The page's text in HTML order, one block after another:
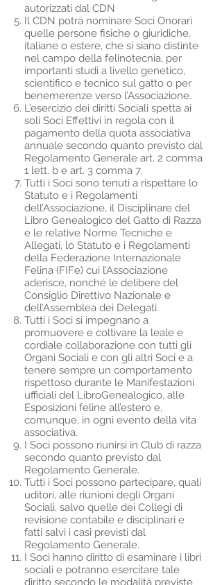
autorizzati dal CDN
Il CDN potrà nominare Soci Onorari
quelle persone fisiche o giuridiche,
italiane o estere, che si siano distinte
nel campo della felinotecnia, per
importanti studi a livello genetico,
scientifico e tecnico sul gatto o per
benemerenze verso l’Associazione.
L’esercizio dei diritti Sociali spetta ai
soli Soci Effettivi in regola con il
pagamento della quota associativa
annuale secondo quanto previsto dal
Regolamento Generale art. 2 comma
1 lett. b e art. 3 comma 7.
Tutti i Soci sono tenuti a rispettare lo
Statuto e i Regolamenti
dell’Associazione, il Disciplinare del
Libro Genealogico del Gatto di Razza
e le relative Norme Tecniche e
Allegati, lo Statuto e i Regolamenti
della Federazione Internazionale
Felina (FIFe) cui l’Associazione
aderisce, nonché le delibere del
Consiglio Direttivo Nazionale e
dell’Assemblea dei Delegati.
Tutti i Soci si impegnano a
promuovere e coltivare la leale e
cordiale collaborazione con tutti gli
Organi Sociali e con gli altri Soci e a
tenere sempre un comportamento
rispettoso durante le Manifestazioni
ufficiali del LibroGenealogico, alle
Esposizioni feline all’estero e,
comunque, in ogni evento della vita
associativa.
I Soci possono riunirsi in Club di razza
secondo quanto previsto dal
Regolamento Generale.
Tutti i Soci possono partecipare, quali
uditori, alle riunioni degli Organi
Sociali, salvo quelle dei Collegi di
revisione contabile e disciplinari e
fatti salvi i casi previsti dal
Regolamento Generale.
I Soci hanno diritto di esaminare i libri
sociali e potranno esercitare tale
diritto secondo le modalità previste